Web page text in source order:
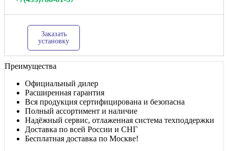
Заказать
установку
Преимущества
Официальный дилер
Расширенная гарантия
Вся продукция сертифицирована и безопасна
Полный ассортимент и наличие
Надёжный сервис, отлаженная система техподдержки
Доставка по всей России и СНГ
Бесплатная доставка по Москве!